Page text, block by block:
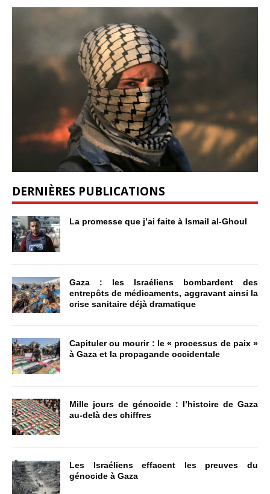
DERNIÈRES PUBLICATIONS
La promesse que j’ai faite à Ismail al-Ghoul
Gaza : les Israéliens bombardent des
entrepôts de médicaments, aggravant ainsi la
crise sanitaire déjà dramatique
Capituler ou mourir : le « processus de paix »
à Gaza et la propagande occidentale
Mille jours de génocide : l’histoire de Gaza
au-delà des chiffres
Les Israéliens effacent les preuves du
génocide à Gaza